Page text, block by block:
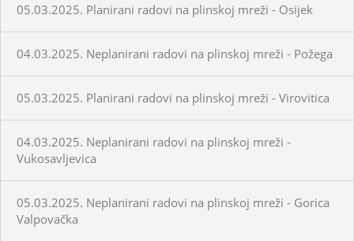
05.03.2025. Planirani radovi na plinskoj mreži - Osijek
04.03.2025. Neplanirani radovi na plinskoj mreži - Požega
05.03.2025. Planirani radovi na plinskoj mreži - Virovitica
04.03.2025. Neplanirani radovi na plinskoj mreži -
Vukosavljevica
05.03.2025. Neplanirani radovi na plinskoj mreži - Gorica
Valpovačka